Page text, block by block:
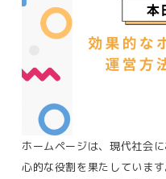
ホームページは、現代社会
心的な役割を果たしています